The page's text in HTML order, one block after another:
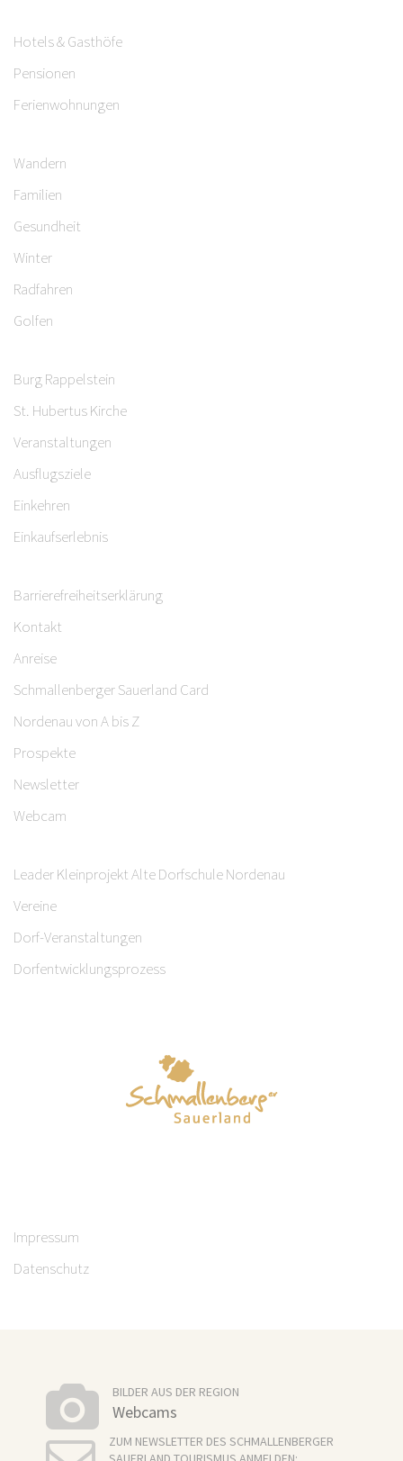
Hotels & Gasthöfe
Pensionen
Ferienwohnungen
Wandern
Familien
Gesundheit
Winter
Radfahren
Golfen
Burg Rappelstein
St. Hubertus Kirche
Veranstaltungen
Ausflugsziele
Einkehren
Einkaufserlebnis
Barrierefreiheitserklärung
Kontakt
Anreise
Schmallenberger Sauerland Card
Nordenau von A bis Z
Prospekte
Newsletter
Webcam
Leader Kleinprojekt Alte Dorfschule Nordenau
Vereine
Dorf-Veranstaltungen
Dorfentwicklungsprozess
Impressum
Datenschutz
BILDER AUS DER REGION
Webcams
ZUM NEWSLETTER DES SCHMALLENBERGER